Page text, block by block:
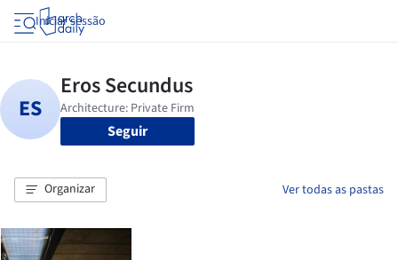
Iniciar sessão
Seguir
Organizar Ver todas as pastas